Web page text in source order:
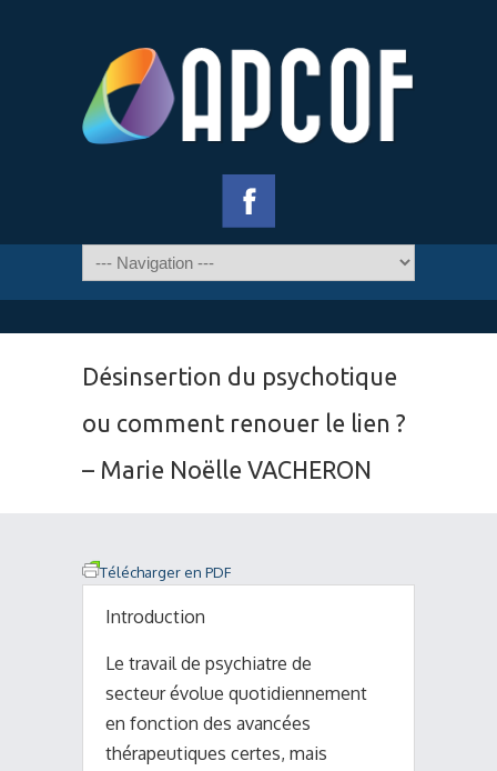
Désinsertion du psychotique
ou comment renouer le lien ?
– Marie Noëlle VACHERON
Télécharger en PDF
Introduction
Le travail de psychiatre de
secteur évolue quotidiennement
en fonction des avancées
thérapeutiques certes, mais